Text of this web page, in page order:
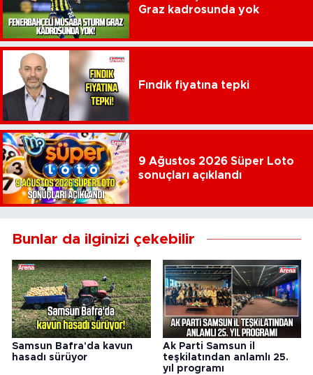
Graz kadrosunda yok
Fındık fiyatına tepki
9 Ağustos 2026 Süper Loto
sonuçları açıklandı
Bunlar da ilginizi çekebilir
Samsun Bafra'da kavun
hasadı sürüyor
Ak Parti Samsun il
teşkilatından anlamlı 25.
yıl programı